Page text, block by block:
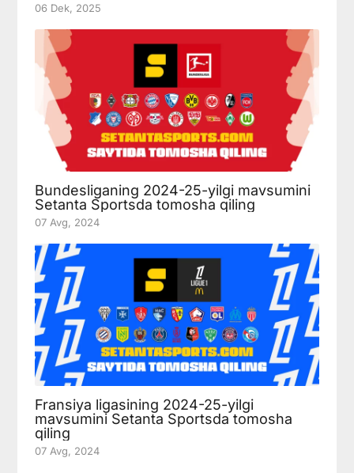
06 Dek, 2025
Bundesliganing 2024-25-yilgi mavsumini
Setanta Sportsda tomosha qiling
07 Avg, 2024
Fransiya ligasining 2024-25-yilgi
mavsumini Setanta Sportsda tomosha
qiling
07 Avg, 2024